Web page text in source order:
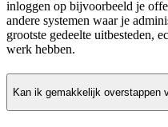
inloggen op bijvoorbeeld je
andere systemen waar je
grootste gedeelte uitbesteden,
werk hebben.
Kan ik gemakkelijk overstappen